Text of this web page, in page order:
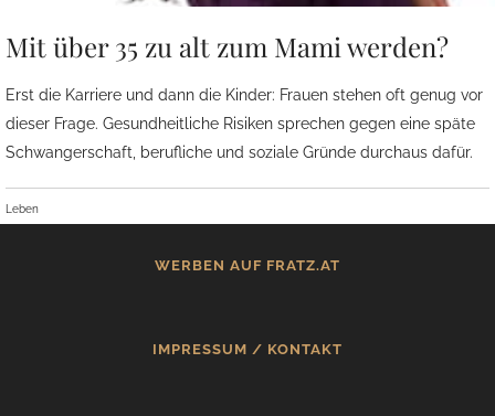
Mit über 35 zu alt zum Mami werden?
Erst die Karriere und dann die Kinder: Frauen stehen oft genug vor
dieser Frage. Gesundheitliche Risiken sprechen gegen eine späte
Schwangerschaft, berufliche und soziale Gründe durchaus dafür.
Leben
WERBEN AUF FRATZ.AT
IMPRESSUM / KONTAKT